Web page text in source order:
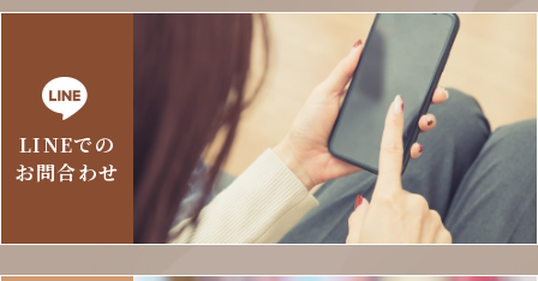
LINEでの
お問合わせ